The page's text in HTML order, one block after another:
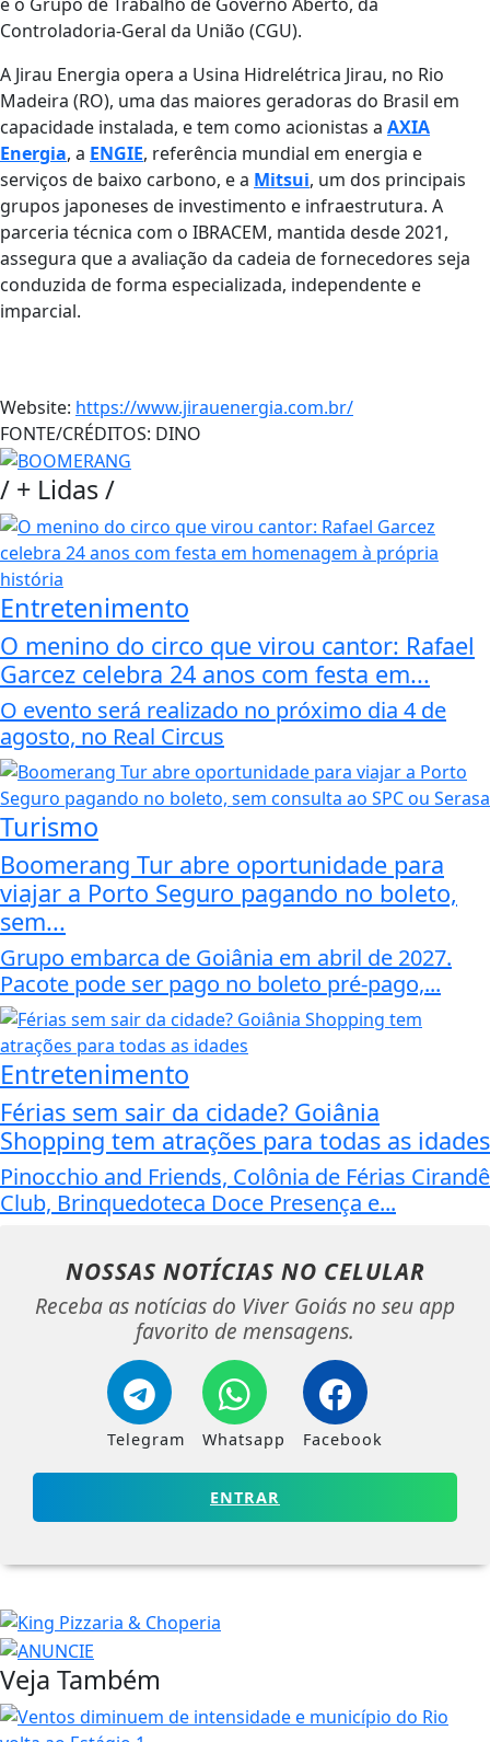
Controladoria-Geral da União (CGU).
A Jirau Energia opera a Usina Hidrelétrica Jirau, no Rio
Madeira (RO), uma das maiores geradoras do Brasil em
capacidade instalada, e tem como acionistas a AXIA
Energia, a ENGIE, referência mundial em energia e
serviços de baixo carbono, e a Mitsui, um dos principais
grupos japoneses de investimento e infraestrutura. A
parceria técnica com o IBRACEM, mantida desde 2021,
assegura que a avaliação da cadeia de fornecedores seja
conduzida de forma especializada, independente e
imparcial.
Website: https://www.jirauenergia.com.br/
FONTE/CRÉDITOS: DINO
/ + Lidas/
Entretenimento
O menino do circo que virou cantor: Rafael
Garcez celebra 24 anos com festa em...
O evento será realizado no próximo dia 4 de
agosto, no Real Circus
Turismo
Boomerang Tur abre oportunidade para
viajar a Porto Seguro pagando no boleto,
sem...
Grupo embarca de Goiânia em abril de 2027.
Pacote pode ser pago no boleto pré-pago,...
Entretenimento
Férias sem sair da cidade? Goiânia
Shopping tem atrações para todas as idades
Pinocchio and Friends, Colônia de Férias Cirandê
Club, Brinquedoteca Doce Presença e...
NOSSAS NOTÍCIAS NO CELULAR
Receba as notícias do Viver Goiás no seu app
favorito de mensagens.
Telegram Whatsapp Facebook
ENTRAR
Veja Também